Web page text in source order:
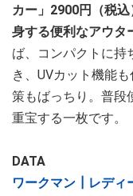
カー」2900円（税
身する便利なアウタ
ば、コンパクトに持
き、UVカット機能
策もばっちり。普段
重宝する一枚です。
DATA
ワークマン┃レディ